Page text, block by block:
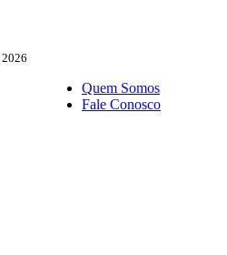
Quem Somos
Fale Conosco